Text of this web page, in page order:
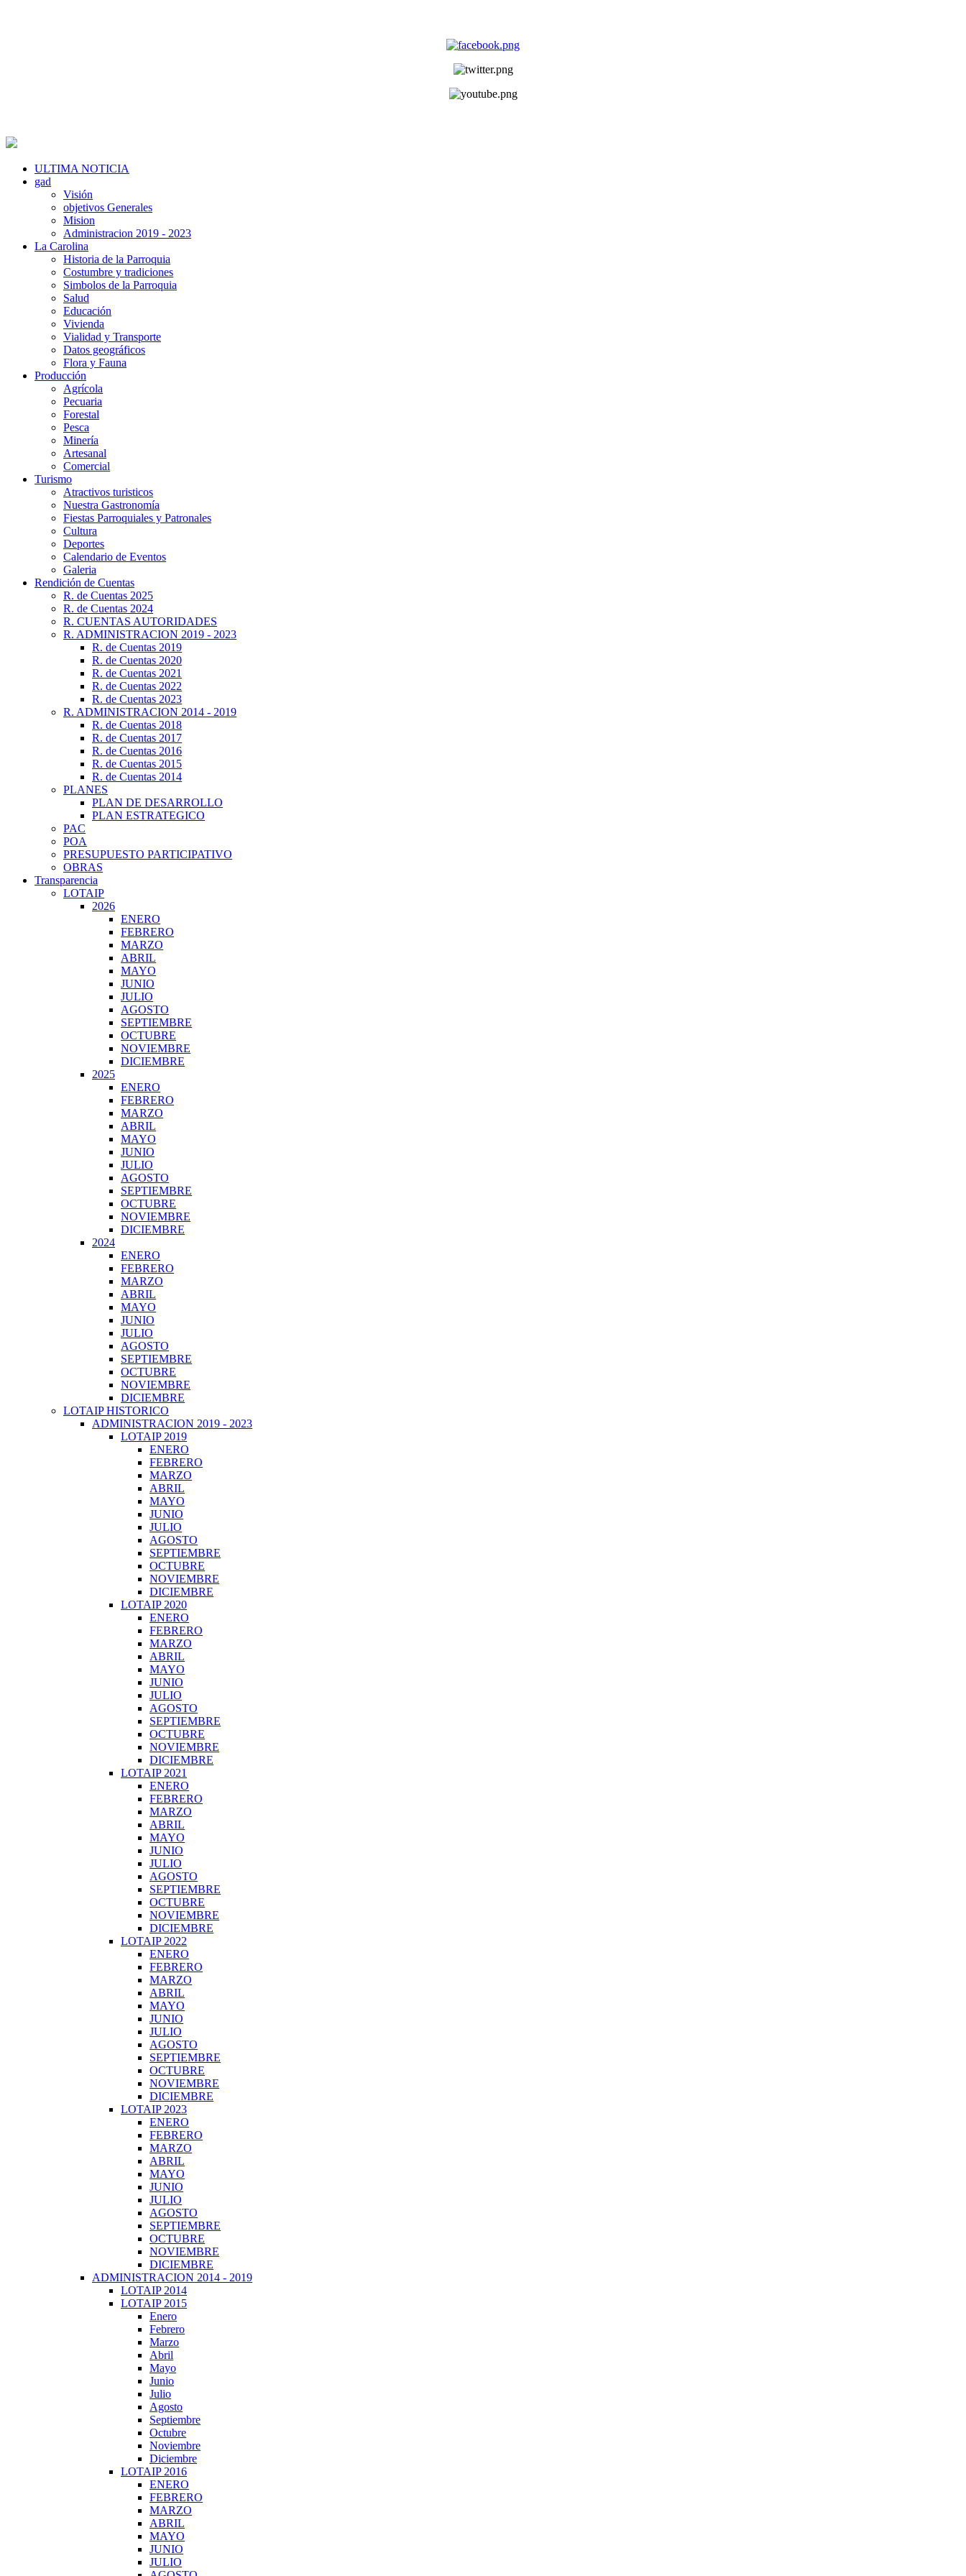
ULTIMA NOTICIA
gad
Visión
objetivos Generales
Mision
Administracion 2019 - 2023
La Carolina
Historia de la Parroquia
Costumbre y tradiciones
Simbolos de la Parroquia
Salud
Educación
Vivienda
Vialidad y Transporte
Datos geográficos
Flora y Fauna
Producción
Agrícola
Pecuaria
Forestal
Pesca
Minería
Artesanal
Comercial
Turismo
Atractivos turisticos
Nuestra Gastronomía
Fiestas Parroquiales y Patronales
Cultura
Deportes
Calendario de Eventos
Galeria
Rendición de Cuentas
R. de Cuentas 2025
R. de Cuentas 2024
R. CUENTAS AUTORIDADES
R. ADMINISTRACION 2019 - 2023
R. de Cuentas 2019
R. de Cuentas 2020
R. de Cuentas 2021
R. de Cuentas 2022
R. de Cuentas 2023
R. ADMINISTRACION 2014 - 2019
R. de Cuentas 2018
R. de Cuentas 2017
R. de Cuentas 2016
R. de Cuentas 2015
R. de Cuentas 2014
PLANES
PLAN DE DESARROLLO
PLAN ESTRATEGICO
PAC
POA
PRESUPUESTO PARTICIPATIVO
OBRAS
Transparencia
LOTAIP
2026
ENERO
FEBRERO
MARZO
ABRIL
MAYO
JUNIO
JULIO
AGOSTO
SEPTIEMBRE
OCTUBRE
NOVIEMBRE
DICIEMBRE
2025
ENERO
FEBRERO
MARZO
ABRIL
MAYO
JUNIO
JULIO
AGOSTO
SEPTIEMBRE
OCTUBRE
NOVIEMBRE
DICIEMBRE
2024
ENERO
FEBRERO
MARZO
ABRIL
MAYO
JUNIO
JULIO
AGOSTO
SEPTIEMBRE
OCTUBRE
NOVIEMBRE
DICIEMBRE
LOTAIP HISTORICO
ADMINISTRACION 2019 - 2023
LOTAIP 2019
ENERO
FEBRERO
MARZO
ABRIL
MAYO
JUNIO
JULIO
AGOSTO
SEPTIEMBRE
OCTUBRE
NOVIEMBRE
DICIEMBRE
LOTAIP 2020
ENERO
FEBRERO
MARZO
ABRIL
MAYO
JUNIO
JULIO
AGOSTO
SEPTIEMBRE
OCTUBRE
NOVIEMBRE
DICIEMBRE
LOTAIP 2021
ENERO
FEBRERO
MARZO
ABRIL
MAYO
JUNIO
JULIO
AGOSTO
SEPTIEMBRE
OCTUBRE
NOVIEMBRE
DICIEMBRE
LOTAIP 2022
ENERO
FEBRERO
MARZO
ABRIL
MAYO
JUNIO
JULIO
AGOSTO
SEPTIEMBRE
OCTUBRE
NOVIEMBRE
DICIEMBRE
LOTAIP 2023
ENERO
FEBRERO
MARZO
ABRIL
MAYO
JUNIO
JULIO
AGOSTO
SEPTIEMBRE
OCTUBRE
NOVIEMBRE
DICIEMBRE
ADMINISTRACION 2014 - 2019
LOTAIP 2014
LOTAIP 2015
Enero
Febrero
Marzo
Abril
Mayo
Junio
Julio
Agosto
Septiembre
Octubre
Noviembre
Diciembre
LOTAIP 2016
ENERO
FEBRERO
MARZO
ABRIL
MAYO
JUNIO
JULIO